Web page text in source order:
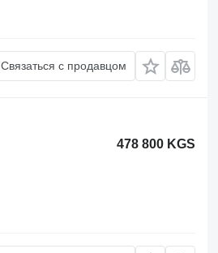
Связаться с продавцом
478 800 KGS